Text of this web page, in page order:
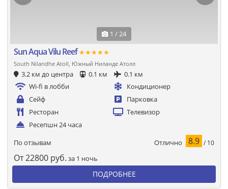
1 / 24
Sun Aqua Vilu Reef★★★★★
South Nilandhe Atoll, Южный Ниланде Атолл
3.2 км до центра 0.1 км
0.1 км
Wi-fi в лобби
Кондиционер
Сейф
Парковка
Ресторан
Телевизор
Ресепшн 24 часа
По отзывам Отлично 8.9 / 10
От22800 руб. за 1 ночь
ПОДРОБНЕЕ